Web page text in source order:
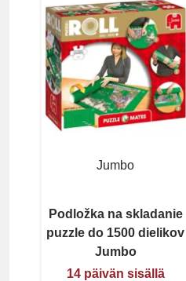
Jumbo
Podložka na skladanie
puzzle do 1500 dielikov
Jumbo
14 päivän sisällä